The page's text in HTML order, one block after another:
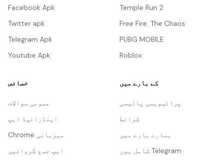
Facebook Apk
Twitter apk
Telegram Apk
Youtube Apk
Temple Run 2
Free Fire: The Chaos
PUBG MOBILE
Roblox
خصائص
عمومی سوالات
اینڈرائیڈ ایپ
Chrome میزبانی
ایپ جمع کروائیں
کے بارے میں
پرائیویسی پالیسی
شرائط
ہمارے بارے میں
شامل ہوں Telegram